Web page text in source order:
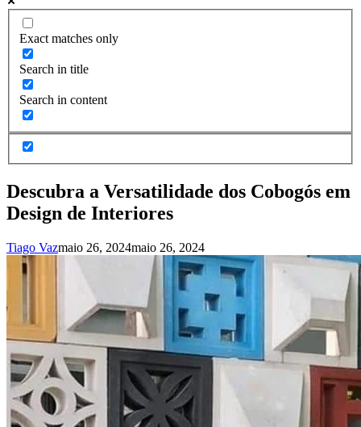
Exact matches only
Search in title
Search in content
Descubra a Versatilidade dos Cobogós em
Design de Interiores
Tiago Vazmaio 26, 2024maio 26, 2024